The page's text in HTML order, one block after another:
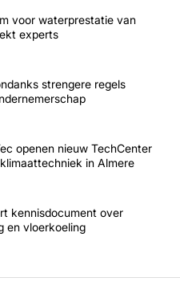
voor waterprestatie van
experts
strengere regels
openen nieuw TechCenter
in Almere
kennisdocument over
en vloerkoeling